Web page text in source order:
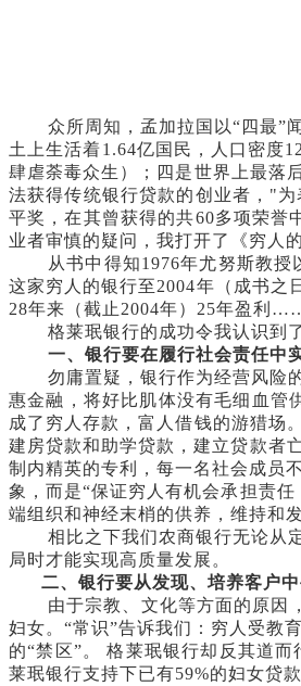
众所周知，孟加拉国以“四最”
土上生活着1.64亿国民，人口密度
肆虐荼毒众生）；四是世界上最落
法获得传统银行贷款的创业者，"
平奖，在其曾获得的共60多项荣誉
业者审慎的疑问，我打开了《穷人
从书中得知1976年尤努斯教
这家穷人的银行至2004年（成书之
28年来（截止2004年）25年盈利
格莱珉银行的成功令我认识到
一、银行要在履行社会责任中
勿庸置疑，银行作为经营风险
惠金融，将好比肌体没有毛细血
成了穷人存款，富人借钱的游猎场
建房贷款和助学贷款，建立贷款者
制内精英的专利，每一名社会成员
象，而是“保证穷人有机会承担责
端组织和神经末梢的供养，维持和
相比之下我们农商银行无论从
局时才能实现高质量发展。
二、银行要从发现、培养客户中
由于宗教、文化等方面的原因
妇女。“常识”告诉我们：穷人受教
的“禁区”。 格莱珉银行却反其道
莱珉银行支持下已有59%的妇女贷